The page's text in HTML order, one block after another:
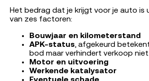
Het bedrag dat je krijgt voor je auto is
van zes factoren:
Bouwjaar en kilometerstand
APK-status, afgekeurd
bod maar verhindert verkoop niet
Motor en uitvoering
Werkende katalysator